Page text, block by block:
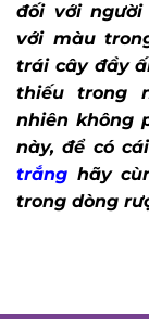
đối với
với màu
trái cây đầy
thiếu trong
nhiên không
này, để có
trắng hãy
trong dòng